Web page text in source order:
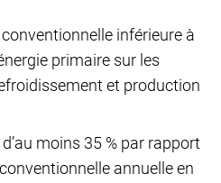
inférieure à
primaire sur les
et production
moins 35 % par rapport
annuelle en